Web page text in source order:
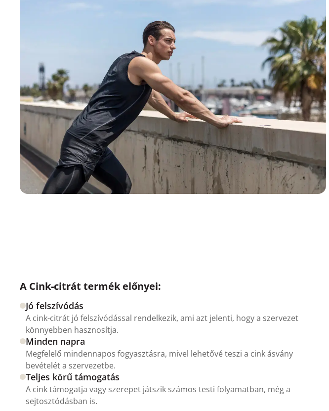
A Cink-citrát termék előnyei:
Jó felszívódás
A cink-citrát jó felszívódással rendelkezik, ami azt jelenti, hogy a szervezet
könnyebben hasznosítja.
Minden napra
Megfelelő mindennapos fogyasztásra, mivel lehetővé teszi a cink ásvány
bevételét a szervezetbe.
Teljes körű támogatás
A cink támogatja vagy szerepet játszik számos testi folyamatban, még a
sejtosztódásban is.